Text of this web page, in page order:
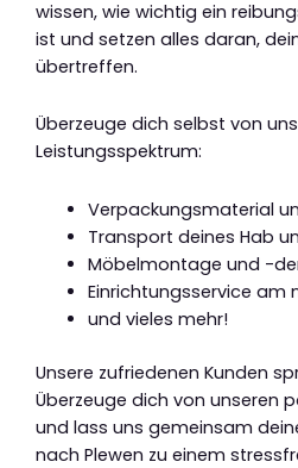
wissen, wie wichtig ein
ist und setzen alles daran,
übertreffen.
Überzeuge dich selbst von
Leistungsspektrum:
Verpackungsmaterial
Transport deines Hab
Möbelmontage und -
Einrichtungsservice am
und vieles mehr!
Unsere zufriedenen Kunden
Überzeuge dich von unseren
und lass uns gemeinsam
nach Plewen zu einem